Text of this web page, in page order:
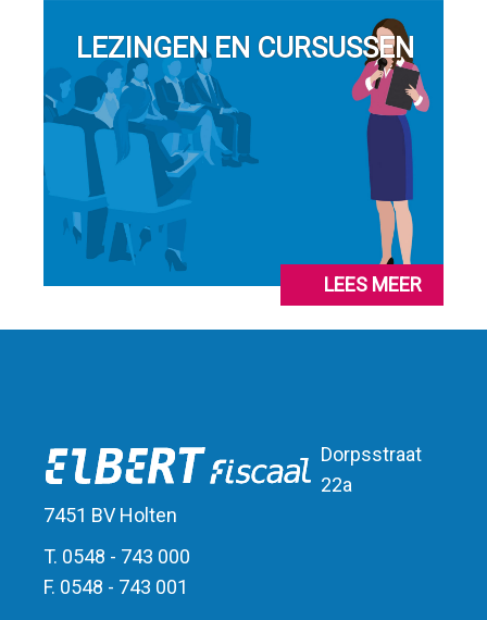
LEZINGEN EN CURSUSSEN
LEES MEER
Dorpsstraat
22a
7451 BV Holten
T. 0548 - 743 000
F. 0548 - 743 001